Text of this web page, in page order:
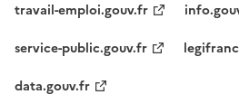
travail-emploi.gouv.fr
service-public.gouv.fr
data.gouv.fr